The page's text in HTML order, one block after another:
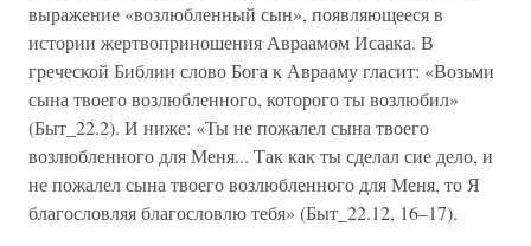
выражение «возлюбленный сын», появляющееся в
истории жертвоприношения Авраамом Исаака. В
греческой Библии слово Бога к Аврааму гласит: «Возьми
сына твоего возлюбленного, которого ты возлюбил»
(Быт_22.2). И ниже: «Ты не пожалел сына твоего
возлюбленного для Меня... Так как ты сделал сие дело, и
не пожалел сына твоего возлюбленного для Меня, то Я
благословляя благословлю тебя» (Быт_22.12, 16–17).